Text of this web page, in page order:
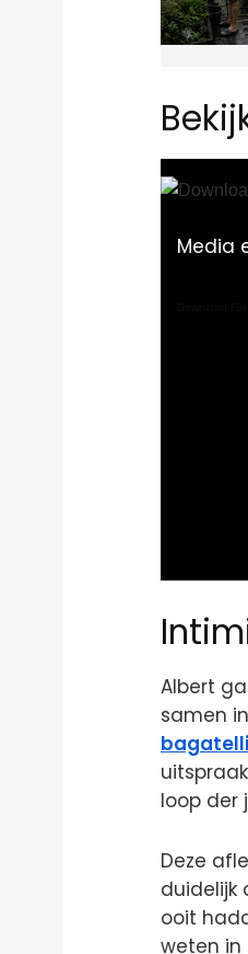
Video
Player
Media
Albert
samen
loop der
Deze
duidelijk
ooit
weten in